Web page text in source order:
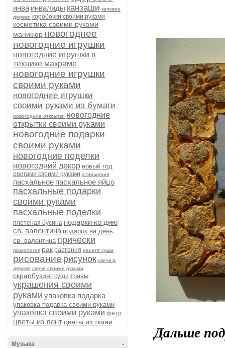
инва инвалиды канзаши каповое
дерево коробочки своими руками
косметика своими руками
маникюр новогоднее
новогодние игрушки
новогодние игрушки в
технике макраме
новогодние игрушки
своими руками
новогодние игрушки
своими руками из бумаги
новогодние открытки новогодние
открытки своими руками
новогодние подарки
своими руками
новогодние поделки
новогодний декор новый год
оригами своими руками отношения
пасхальное пасхальное яйцо
пасхальные подарки
своими руками
пасхальные поделки
плетеная бусина подарки ко дню
св. валентина подарок на день
св. валентина прически
психология рак растения рецепт суши
рисование рисунок свеча в
дереве свечи своими руками
скрапбукинг суши травы
украшения своими
руками упаковка подарка
упаковка подарка своими руками
упаковка своими руками фетр
цветы из лент цветы из ткани
-
Музыка
Дальше